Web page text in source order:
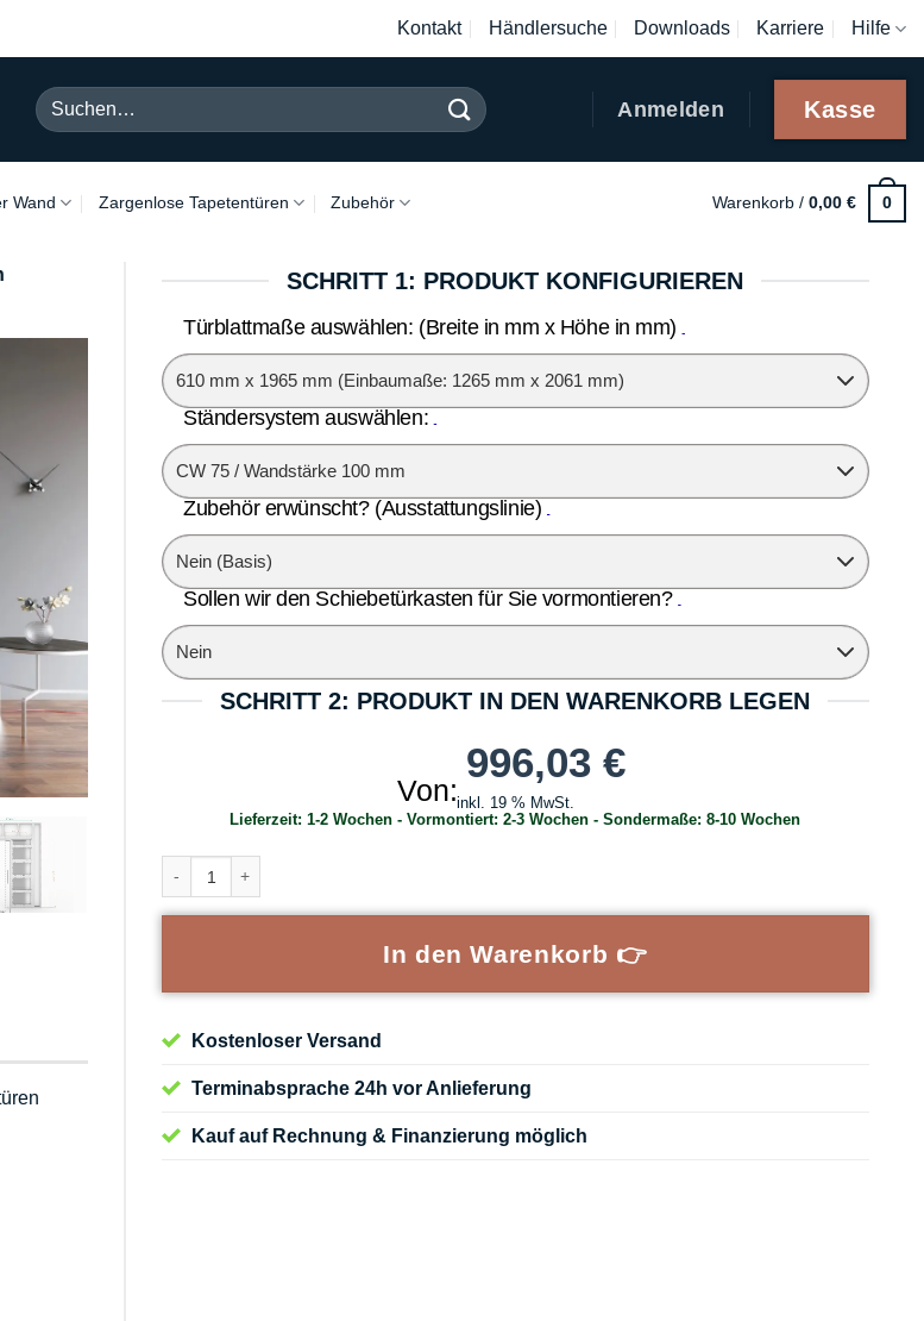
Kontakt Händlersuche Downloads Karriere Hilfe
Suchen
nach:
Anmelden Kasse
Wand Zargenlose Tapetentüren Zubehör Warenkorb /0,00€ 0
SCHRITT 1: PRODUKT KONFIGURIEREN
Türblattmaße auswählen: (Breite in mm x Höhe in mm)
Ständersystem auswählen:
Zubehör erwünscht? (Ausstattungslinie)
Sollen wir den Schiebetürkasten für Sie vormontieren?
SCHRITT 2: PRODUKT IN DEN WARENKORB LEGEN
Von:
996,03 €
inkl. 19 % MwSt.
Lieferzeit:1-2 Wochen - Vormontiert: 2-3 Wochen - Sondermaße: 8-10 Wochen
In den Warenkorb 👉
Kostenloser Versand
Terminabsprache 24h vor Anlieferung
Kauf auf Rechnung & Finanzierung möglich